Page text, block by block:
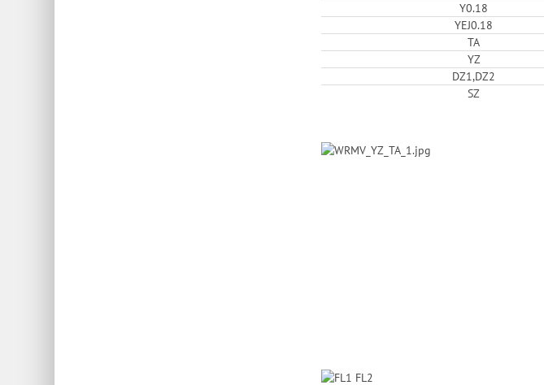
Y0.18
YEJ0.18
TA
YZ
DZ1,DZ2
SZ